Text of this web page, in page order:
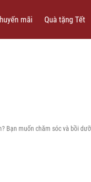
mãi Quà tặng Tết
Bạn muốn chăm sóc và bồi